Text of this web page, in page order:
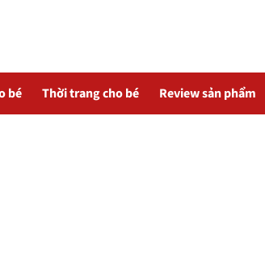
bé Thời trang cho bé Review sản phẩm